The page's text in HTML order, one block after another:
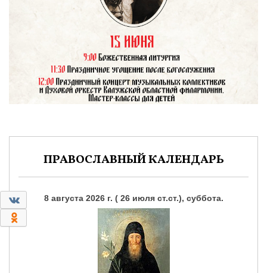
ПРАВОСЛАВНЫЙ КАЛЕНДАРЬ
8 августа 2026 г. ( 26 июля ст.ст.), суббота.